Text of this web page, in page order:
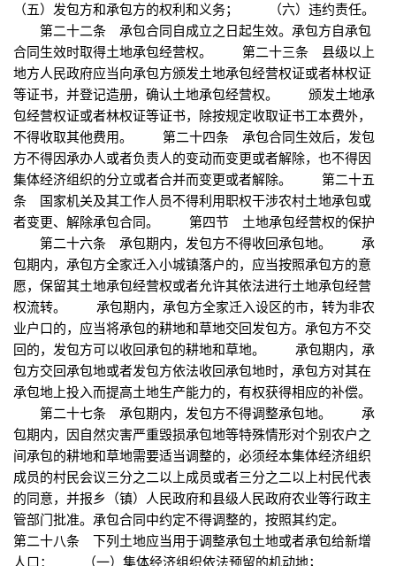
（五）发包方和承包方的权利和义务； （六）违约责任。
第二十二条 承包合同自成立之日起生效。承包方自承包
合同生效时取得土地承包经营权。 第二十三条 县级以上
地方人民政府应当向承包方颁发土地承包经营权证或者林权证
等证书，并登记造册，确认土地承包经营权。 颁发土地承
包经营权证或者林权证等证书，除按规定收取证书工本费外，
不得收取其他费用。 第二十四条 承包合同生效后，发包
方不得因承办人或者负责人的变动而变更或者解除，也不得因
集体经济组织的分立或者合并而变更或者解除。 第二十五
条 国家机关及其工作人员不得利用职权干涉农村土地承包或
者变更、解除承包合同。 第四节 土地承包经营权的保护
第二十六条 承包期内，发包方不得收回承包地。 承
包期内，承包方全家迁入小城镇落户的，应当按照承包方的意
愿，保留其土地承包经营权或者允许其依法进行土地承包经营
权流转。 承包期内，承包方全家迁入设区的市，转为非农
业户口的，应当将承包的耕地和草地交回发包方。承包方不交
回的，发包方可以收回承包的耕地和草地。 承包期内，承
包方交回承包地或者发包方依法收回承包地时，承包方对其在
承包地上投入而提高土地生产能力的，有权获得相应的补偿。
第二十七条 承包期内，发包方不得调整承包地。 承
包期内，因自然灾害严重毁损承包地等特殊情形对个别农户之
间承包的耕地和草地需要适当调整的，必须经本集体经济组织
成员的村民会议三分之二以上成员或者三分之二以上村民代表
的同意，并报乡（镇）人民政府和县级人民政府农业等行政主
管部门批准。承包合同中约定不得调整的，按照其约定。
第二十八条 下列土地应当用于调整承包土地或者承包给新增
人口： （一）集体经济组织依法预留的机动地；